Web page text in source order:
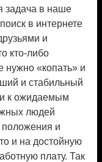
задача в наше
в интернете
и
кто-либо
нужно «копать» и
и стабильный
к ожидаемым
людей
положения и
и на достойную
плату. Так